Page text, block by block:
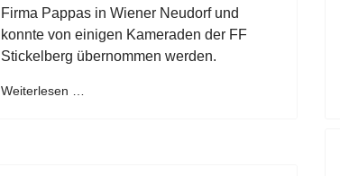
Firma Pappas in Wiener Neudorf und
konnte von einigen Kameraden der FF
Stickelberg übernommen werden.
Weiterlesen …